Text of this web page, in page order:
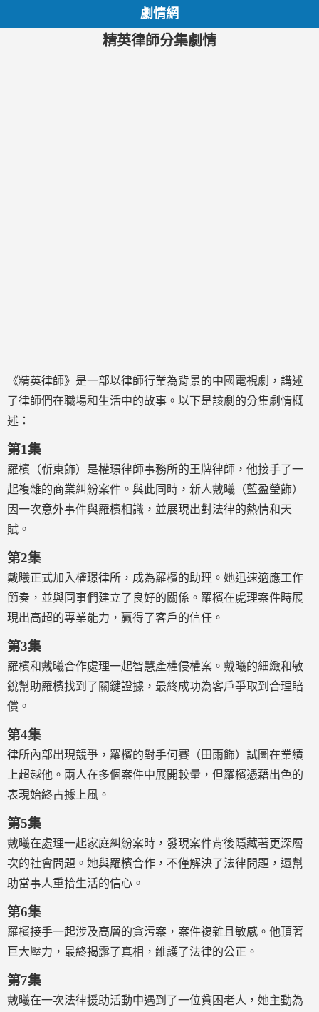
劇情網
精英律師分集劇情
《精英律師》是一部以律師行業為背景的中國電視劇，講述
了律師們在職場和生活中的故事。以下是該劇的分集劇情概
述：
第1集
羅檳（靳東飾）是權璟律師事務所的王牌律師，他接手了一
起複雜的商業糾紛案件。與此同時，新人戴曦（藍盈瑩飾）
因一次意外事件與羅檳相識，並展現出對法律的熱情和天
賦。
第2集
戴曦正式加入權璟律所，成為羅檳的助理。她迅速適應工作
節奏，並與同事們建立了良好的關係。羅檳在處理案件時展
現出高超的專業能力，贏得了客戶的信任。
第3集
羅檳和戴曦合作處理一起智慧產權侵權案。戴曦的細緻和敏
銳幫助羅檳找到了關鍵證據，最終成功為客戶爭取到合理賠
償。
第4集
律所內部出現競爭，羅檳的對手何賽（田雨飾）試圖在業績
上超越他。兩人在多個案件中展開較量，但羅檳憑藉出色的
表現始終占據上風。
第5集
戴曦在處理一起家庭糾紛案時，發現案件背後隱藏著更深層
次的社會問題。她與羅檳合作，不僅解決了法律問題，還幫
助當事人重拾生活的信心。
第6集
羅檳接手一起涉及高層的貪污案，案件複雜且敏感。他頂著
巨大壓力，最終揭露了真相，維護了法律的公正。
第7集
戴曦在一次法律援助活動中遇到了一位貧困老人，她主動為